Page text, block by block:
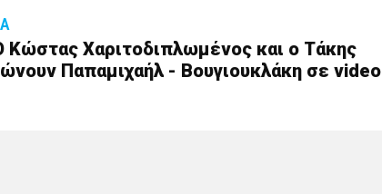
Χαριτοδιπλωμένος και ο Τάκης
Παπαμιχαήλ - Βουγιουκλάκη σε video